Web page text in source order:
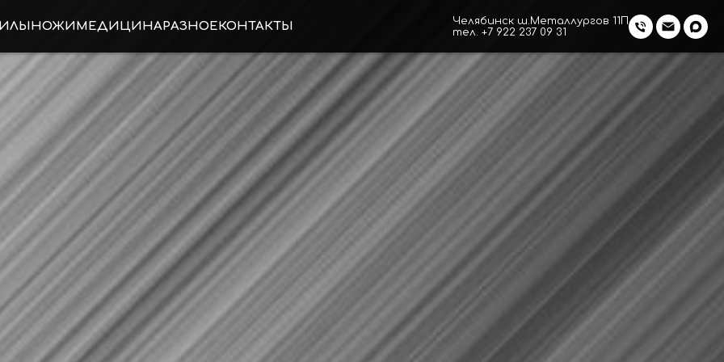
НОЖИМЕДИЦИНАРАЗНОЕКОНТАКТЫ
Челябинск ш.Металлургов 11П
тел. +7 922 237 09 31